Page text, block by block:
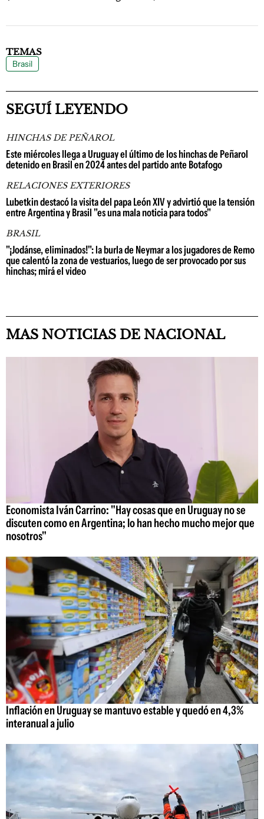
TEMAS
Brasil
SEGUÍ LEYENDO
HINCHAS DE PEÑAROL
Este miércoles llega a Uruguay el último de los hinchas de Peñarol
detenido en Brasil en 2024 antes del partido ante Botafogo
RELACIONES EXTERIORES
Lubetkin destacó la visita del papa León XIV y advirtió que la tensión
entre Argentina y Brasil "es una mala noticia para todos"
BRASIL
"¡Jodánse, eliminados!": la burla de Neymar a los jugadores de Remo
que calentó la zona de vestuarios, luego de ser provocado por sus
hinchas; mirá el video
MAS NOTICIAS DE NACIONAL
Economista Iván Carrino: "Hay cosas que en Uruguay no se
discuten como en Argentina; lo han hecho mucho mejor que
nosotros"
Inflación en Uruguay se mantuvo estable y quedó en 4,3%
interanual a julio